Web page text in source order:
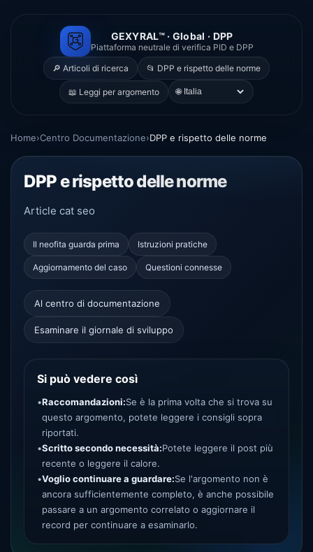
GEXYRAL™ · Global · DPP
Piattaforma neutrale di verifica PID e DPP
🔎 Articoli di ricerca
📂 DPP e rispetto delle norme
📖 Leggi per argomento 🌐
Home›Centro Documentazione›DPP e rispetto delle norme
DPP e rispetto delle norme
Article cat seo
Il neofita guarda prima Istruzioni pratiche
Aggiornamento del caso Questioni connesse
Al centro di documentazione
Esaminare il giornale di sviluppo
Si può vedere così
•Raccomandazioni:Se è la prima volta che si trova su
questo argomento, potete leggere i consigli sopra
riportati.
•Scritto secondo necessità:Potete leggere il post più
recente o leggere il calore.
•Voglio continuare a guardare:Se l'argomento non è
ancora sufficientemente completo, è anche possibile
passare a un argomento correlato o aggiornare il
record per continuare a esaminarlo.